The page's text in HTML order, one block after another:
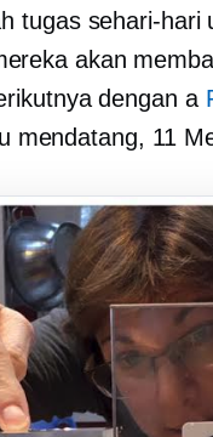
tugas sehari-hari
akan
dengan a
mendatang, 11